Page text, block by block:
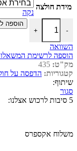
מידת חולצה
נקה
-
כמות של חולצה לחתונה
+
הוספה
השוואה
הוספה לרשימת
מק"ט: 435
קטגוריות: הדפסה על
שיתוף:
סגור
5 סיבות לרכוש אצלנו:
משלוח אקספרס